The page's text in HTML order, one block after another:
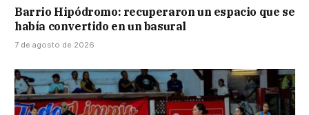
Barrio Hipódromo: recuperaron un espacio que se
había convertido en un basural
7 de agosto de 2026